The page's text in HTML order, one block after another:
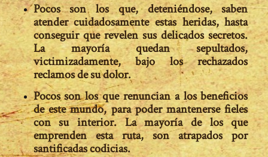
Pocos son los que,deteniéndose, saben
atender cuidadosamente estas heridas, hasta
conseguir que revelen sus delicados secretos.
La mayoría quedan sepultados,
victimizadamente, bajo los rechazados
reclamos de su dolor.
Pocos son los querenuncian a los beneficios
de este mundo, para poder mantenerse fieles
con su interior. La mayoría de los que
emprenden esta ruta, son atrapados por
santificadas codicias.